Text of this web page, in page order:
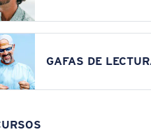
GAFAS DE